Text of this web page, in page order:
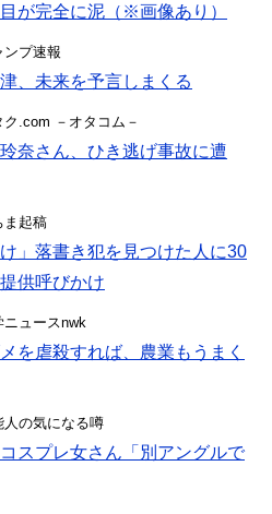
が完全に泥（※画像あり）
ンプ速報
、未来を予言しまくる
.com －オタコム－
奈さん、ひき逃げ事故に遭
ま起稿
」落書き犯を見つけた人に30
供呼びかけ
ニュースnwk
を虐殺すれば、農業もうまく
人の気になる噂
スプレ女さん「別アングルで